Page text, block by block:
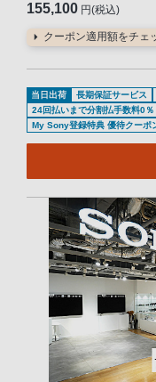
155,100 円(税込)
クーポン適用額をチェ
当日出荷 長期保証サービス
24回払いまで分割払手数料0％
My Sony登録特典 優待クーポ